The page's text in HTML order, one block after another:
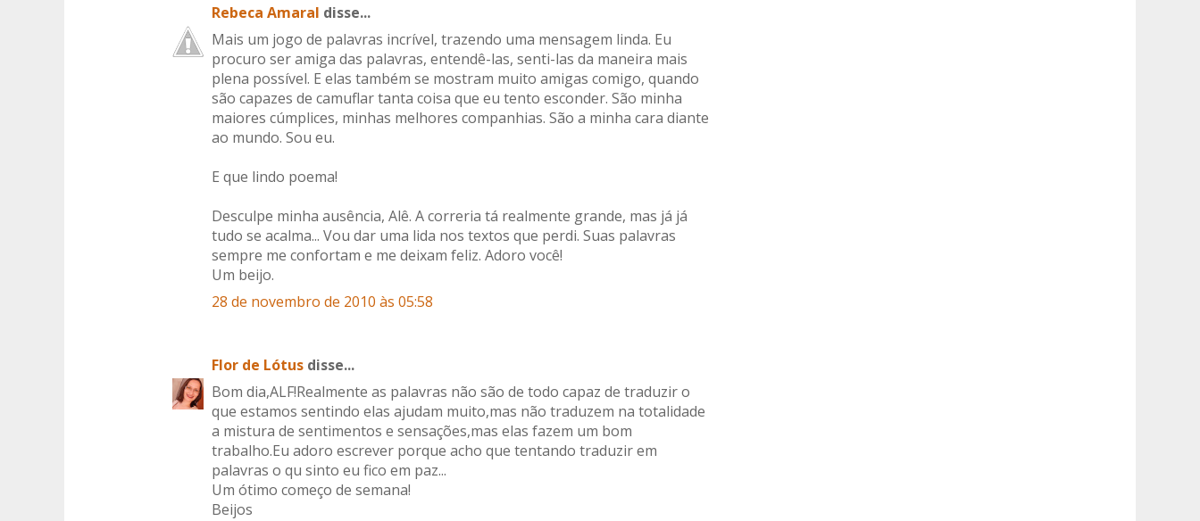
Rebeca Amaral disse...
Mais um jogo de palavras incrível, trazendo uma mensagem linda. Eu
procuro ser amiga das palavras, entendê-las, senti-las da maneira mais
plena possível. E elas também se mostram muito amigas comigo, quando
são capazes de camuflar tanta coisa que eu tento esconder. São minha
maiores cúmplices, minhas melhores companhias. São a minha cara diante
ao mundo. Sou eu.
E que lindo poema!
Desculpe minha ausência, Alê. A correria tá realmente grande, mas já já
tudo se acalma... Vou dar uma lida nos textos que perdi. Suas palavras
sempre me confortam e me deixam feliz. Adoro você!
Um beijo.
28 de novembro de 2010 às 05:58
Flor de Lótus disse...
Bom dia,ALF!Realmente as palavras não são de todo capaz de traduzir o
que estamos sentindo elas ajudam muito,mas não traduzem na totalidade
a mistura de sentimentos e sensações,mas elas fazem um bom
trabalho.Eu adoro escrever porque acho que tentando traduzir em
palavras o qu sinto eu fico em paz...
Um ótimo começo de semana!
Beijos